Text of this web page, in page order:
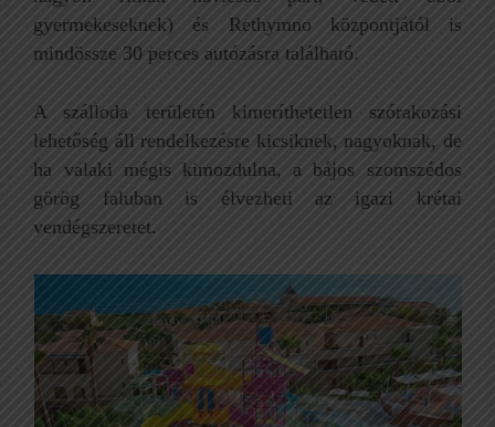
gyermekeseknek) és Rethymno központjától is
mindössze 30 perces autózásra található.
A szálloda területén kimeríthetetlen szórakozási
lehetőség áll rendelkezésre kicsiknek, nagyoknak, de
ha valaki mégis kimozdulna, a bájos szomszédos
görög faluban is élvezheti az igazi krétai
vendégszeretet.